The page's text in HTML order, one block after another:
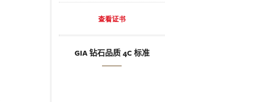
查看证书
GIA 钻石品质 4C 标准